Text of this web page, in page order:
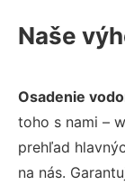
Naše
Osadenie
toho s nami –
prehľad
na nás.